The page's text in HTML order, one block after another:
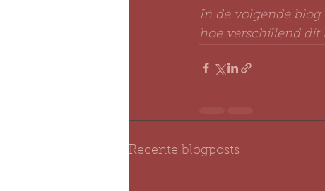
In de volgende blog
hoe verschillend dit
Recente blogposts